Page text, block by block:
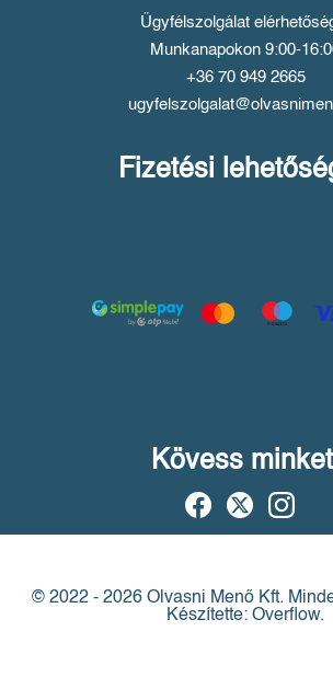
Ügyfélszolgálat
Munkanapokon 9:00-
+36 70 949 2665
Fizetési
Kövess
© 2022 - 2026 Olvasni Menő Kft.
Készítette: Overflow.